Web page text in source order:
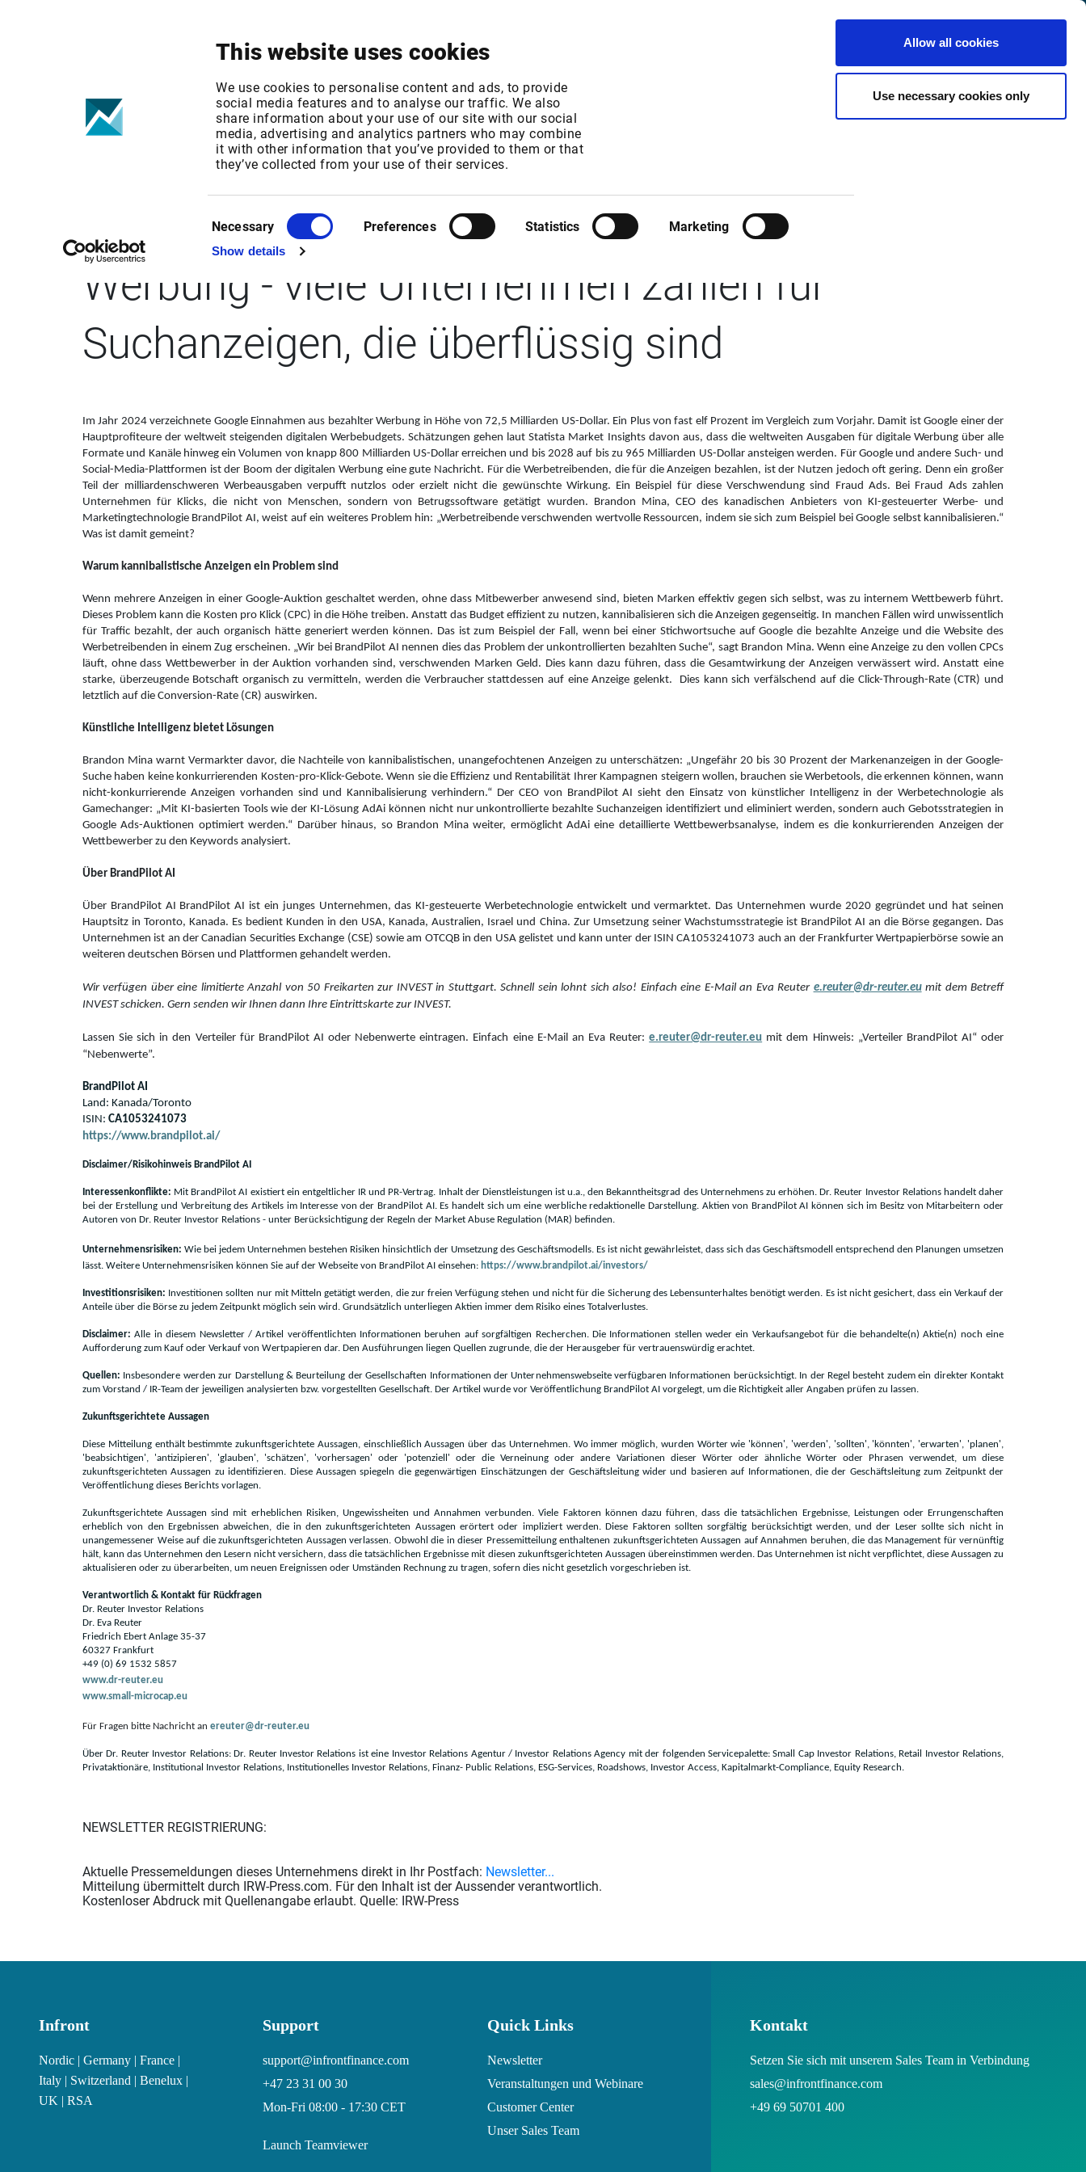
This website uses cookies
We use cookies to personalise content and ads, to provide
social media features and to analyse our traffic. We also
share information about your use of our site with our social
media, advertising and analytics partners who may combine
it with other information that you’ve provided to them or that
they’ve collected from your use of their services.
Selection
Necessary Preferences Statistics Marketing
Show details
Allow all cookies
Use necessary cookies only
Center
IRW-PRESS: Dr. Reuter Investor Relations:
BrandPilot AI: Kannibalisierung in der digitalen
Werbung - viele Unternehmen zahlen für
Suchanzeigen, die überflüssig sind
Im Jahr 2024 verzeichnete Google Einnahmen aus bezahlter Werbung in Höhe von 72,5 Milliarden US-Dollar. Ein Plus von fast elf Prozent im Vergleich zum Vorjahr. Damit ist Google einer der
Hauptprofiteure der weltweit steigenden digitalen Werbebudgets. Schätzungen gehen laut Statista Market Insights davon aus, dass die weltweiten Ausgaben für digitale Werbung über alle
Formate und Kanäle hinweg ein Volumen von knapp 800 Milliarden US-Dollar erreichen und bis 2028 auf bis zu 965 Milliarden US-Dollar ansteigen werden. Für Google und andere Such- und
Social-Media-Plattformen ist der Boom der digitalen Werbung eine gute Nachricht. Für die Werbetreibenden, die für die Anzeigen bezahlen, ist der Nutzen jedoch oft gering. Denn ein großer
Teil der milliardenschweren Werbeausgaben verpufft nutzlos oder erzielt nicht die gewünschte Wirkung. Ein Beispiel für diese Verschwendung sind Fraud Ads. Bei Fraud Ads zahlen
Unternehmen für Klicks, die nicht von Menschen, sondern von Betrugssoftware getätigt wurden. Brandon Mina, CEO des kanadischen Anbieters von KI-gesteuerter Werbe- und
Marketingtechnologie BrandPilot AI, weist auf ein weiteres Problem hin: „Werbetreibende verschwenden wertvolle Ressourcen, indem sie sich zum Beispiel bei Google selbst kannibalisieren.“
Was ist damit gemeint?
Warum kannibalistische Anzeigen ein Problem sind
Wenn mehrere Anzeigen in einer Google-Auktion geschaltet werden, ohne dass Mitbewerber anwesend sind, bieten Marken effektiv gegen sich selbst, was zu internem Wettbewerb führt.
Dieses Problem kann die Kosten pro Klick (CPC) in die Höhe treiben. Anstatt das Budget effizient zu nutzen, kannibalisieren sich die Anzeigen gegenseitig. In manchen Fällen wird unwissentlich
für Traffic bezahlt, der auch organisch hätte generiert werden können. Das ist zum Beispiel der Fall, wenn bei einer Stichwortsuche auf Google die bezahlte Anzeige und die Website des
Werbetreibenden in einem Zug erscheinen. „Wir bei BrandPilot AI nennen dies das Problem der unkontrollierten bezahlten Suche“, sagt Brandon Mina. Wenn eine Anzeige zu den vollen CPCs
läuft, ohne dass Wettbewerber in der Auktion vorhanden sind, verschwenden Marken Geld. Dies kann dazu führen, dass die Gesamtwirkung der Anzeigen verwässert wird. Anstatt eine
starke, überzeugende Botschaft organisch zu vermitteln, werden die Verbraucher stattdessen auf eine Anzeige gelenkt.
Dies kann sich verfälschend auf die Click-Through-Rate (CTR) und
letztlich auf die Conversion-Rate (CR) auswirken.
Künstliche Intelligenz bietet Lösungen
Brandon Mina warnt Vermarkter davor, die Nachteile von kannibalistischen, unangefochtenen Anzeigen zu unterschätzen: „Ungefähr 20 bis 30 Prozent der Markenanzeigen in der Google-
Suche haben keine konkurrierenden Kosten-pro-Klick-Gebote. Wenn sie die Effizienz und Rentabilität Ihrer Kampagnen steigern wollen, brauchen sie Werbetools, die erkennen können, wann
nicht-konkurrierende Anzeigen vorhanden sind und Kannibalisierung verhindern.“ Der CEO von BrandPilot AI sieht den Einsatz von künstlicher Intelligenz in der Werbetechnologie als
Gamechanger: „Mit KI-basierten Tools wie der KI-Lösung AdAi können nicht nur unkontrollierte bezahlte Suchanzeigen identifiziert und eliminiert werden, sondern auch Gebotsstrategien in
Google Ads-Auktionen optimiert werden.“ Darüber hinaus, so Brandon Mina weiter, ermöglicht AdAi eine detaillierte Wettbewerbsanalyse, indem es die konkurrierenden Anzeigen der
Wettbewerber zu den Keywords analysiert.
Über BrandPilot AI
Über BrandPilot AI BrandPilot AI ist ein junges Unternehmen, das KI-gesteuerte Werbetechnologie entwickelt und vermarktet. Das Unternehmen wurde 2020 gegründet und hat seinen
Hauptsitz in Toronto, Kanada. Es bedient Kunden in den USA, Kanada, Australien, Israel und China. Zur Umsetzung seiner Wachstumsstrategie ist BrandPilot AI an die Börse gegangen. Das
Unternehmen ist an der Canadian Securities Exchange (CSE) sowie am OTCQB in den USA gelistet und kann unter der ISIN CA1053241073 auch an der Frankfurter Wertpapierbörse sowie an
weiteren deutschen Börsen und Plattformen gehandelt werden.
Wir verfügen über eine limitierte Anzahl von 50 Freikarten zur INVEST in Stuttgart. Schnell sein lohnt sich also! Einfach eine E-Mail an Eva Reuter e.reuter@dr-reuter.eumit dem Betreff
INVEST schicken. Gern senden wir Ihnen dann Ihre Eintrittskarte zur INVEST.
Lassen Sie sich in den Verteiler für BrandPilot AI oder Nebenwerte eintragen. Einfach eine E-Mail an Eva Reuter:e.reuter@dr-reuter.eu mit dem Hinweis: „Verteiler BrandPilot AI“ oder
“Nebenwerte”.
BrandPilot AI
Land: Kanada/Toronto
ISIN: CA1053241073
https://www.brandpilot.ai/
Disclaimer/Risikohinweis BrandPilot AI
Interessenkonflikte: Mit BrandPilot AI existiert ein entgeltlicher IR und PR-Vertrag. Inhalt der Dienstleistungen ist u.a., den Bekanntheitsgrad des Unternehmens zu erhöhen. Dr. Reuter Investor Relations handelt daher
bei der Erstellung und Verbreitung des Artikels im Interesse von der BrandPilot AI. Es handelt sich um eine werbliche redaktionelle Darstellung. Aktien von BrandPilot AI können sich im Besitz von Mitarbeitern oder
Autoren von Dr. Reuter Investor Relations - unter Berücksichtigung der Regeln der Market Abuse Regulation (MAR) befinden.
Unternehmensrisiken: Wie bei jedem Unternehmen bestehen Risiken hinsichtlich der Umsetzung des Geschäftsmodells. Es ist nicht gewährleistet, dass sich das Geschäftsmodell entsprechend den Planungen umsetzen
lässt. Weitere Unternehmensrisiken können Sie auf der Webseite von BrandPilot AI einsehen: https://www.brandpilot.ai/investors/
Investitionsrisiken: Investitionen sollten nur mit Mitteln getätigt werden, die zur freien Verfügung stehen und nicht für die Sicherung des Lebensunterhaltes benötigt werden. Es ist nicht gesichert, dass ein Verkauf der
Anteile über die Börse zu jedem Zeitpunkt möglich sein wird. Grundsätzlich unterliegen Aktien immer dem Risiko eines Totalverlustes.
Disclaimer: Alle in diesem Newsletter / Artikel veröffentlichten Informationen beruhen auf sorgfältigen Recherchen. Die Informationen stellen weder ein Verkaufsangebot für die behandelte(n) Aktie(n) noch eine
Aufforderung zum Kauf oder Verkauf von Wertpapieren dar. Den Ausführungen liegen Quellen zugrunde, die der Herausgeber für vertrauenswürdig erachtet.
Quellen: Insbesondere werden zur Darstellung & Beurteilung der Gesellschaften Informationen der Unternehmenswebseite verfügbaren Informationen berücksichtigt. In der Regel besteht zudem ein direkter Kontakt
zum Vorstand / IR-Team der jeweiligen analysierten bzw. vorgestellten Gesellschaft. Der Artikel wurde vor Veröffentlichung BrandPilot AI vorgelegt, um die Richtigkeit aller Angaben prüfen zu lassen.
Zukunftsgerichtete Aussagen
Diese Mitteilung enthält bestimmte zukunftsgerichtete Aussagen, einschließlich Aussagen über das Unternehmen. Wo immer möglich, wurden Wörter wie 'können', 'werden', 'sollten', 'könnten', 'erwarten', 'planen',
'beabsichtigen', 'antizipieren', 'glauben', 'schätzen', 'vorhersagen' oder 'potenziell' oder die Verneinung oder andere Variationen dieser Wörter oder ähnliche Wörter oder Phrasen verwendet, um diese
zukunftsgerichteten Aussagen zu identifizieren. Diese Aussagen spiegeln die gegenwärtigen Einschätzungen der Geschäftsleitung wider und basieren auf Informationen, die der Geschäftsleitung zum Zeitpunkt der
Veröffentlichung dieses Berichts vorlagen.
Zukunftsgerichtete Aussagen sind mit erheblichen Risiken, Ungewissheiten und Annahmen verbunden. Viele Faktoren können dazu führen, dass die tatsächlichen Ergebnisse, Leistungen oder Errungenschaften
erheblich von den Ergebnissen abweichen, die in den zukunftsgerichteten Aussagen erörtert oder impliziert werden. Diese Faktoren sollten sorgfältig berücksichtigt werden, und der Leser sollte sich nicht in
unangemessener Weise auf die zukunftsgerichteten Aussagen verlassen. Obwohl die in dieser Pressemitteilung enthaltenen zukunftsgerichteten Aussagen auf Annahmen beruhen, die das Management für vernünftig
hält, kann das Unternehmen den Lesern nicht versichern, dass die tatsächlichen Ergebnisse mit diesen zukunftsgerichteten Aussagen übereinstimmen werden. Das Unternehmen ist nicht verpflichtet, diese Aussagen zu
aktualisieren oder zu überarbeiten, um neuen Ereignissen oder Umständen Rechnung zu tragen, sofern dies nicht gesetzlich vorgeschrieben ist.
Verantwortlich & Kontakt für Rückfragen
Dr. Reuter Investor Relations
Dr. Eva Reuter
Friedrich Ebert Anlage 35-37
60327 Frankfurt
+49 (0) 69 1532 5857
www.dr-reuter.eu
www.small-microcap.eu
Für Fragen bitte Nachricht an ereuter@dr-reuter.eu
Über Dr. Reuter Investor Relations: Dr. Reuter Investor Relations ist eine Investor Relations Agentur / Investor Relations Agency mit der folgenden Servicepalette: Small Cap Investor Relations, Retail Investor Relations,
Privataktionäre, Institutional Investor Relations, Institutionelles Investor Relations, Finanz- Public Relations, ESG-Services, Roadshows, Investor Access, Kapitalmarkt-Compliance, Equity Research.
NEWSLETTER REGISTRIERUNG:
Aktuelle Pressemeldungen dieses Unternehmens direkt in Ihr Postfach: Newsletter...
Mitteilung übermittelt durch IRW-Press.com. Für den Inhalt ist der Aussender verantwortlich.
Kostenloser Abdruck mit Quellenangabe erlaubt. Quelle: IRW-Press
Infront
Nordic | Germany | France |
Italy | Switzerland | Benelux |
UK | RSA
Support
support@infrontfinance.com
+47 23 31 00 30
Mon-Fri 08:00 - 17:30 CET
Launch Teamviewer
Quick Links
Newsletter
Veranstaltungen und Webinare
Customer Center
Unser Sales Team
Kontakt
Setzen Sie sich mit unserem Sales Team in Verbindung
sales@infrontfinance.com
+49 69 50701 400